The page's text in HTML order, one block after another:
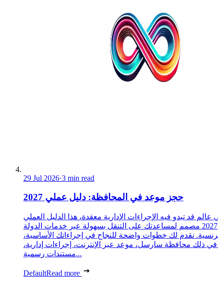
29 Jul 2026·3 min read
حجز موعد في المحافظة: دليل عملي 2027
عالم قد تبدو فيه الإجراءات الإدارية معقدة، هذا الدليل العملي
2027 مصمم لمساعدتك على التنقل بسهولة عبر خدمات الدولة
نقدم لك خطوات واضحة للنجاح في إجراءاتك الأساسية،
في ذلك محافظة سارسل، موعد عبر الإنترنت، إجراءات إدارية،
مستندات رسمية...
DefaultRead more